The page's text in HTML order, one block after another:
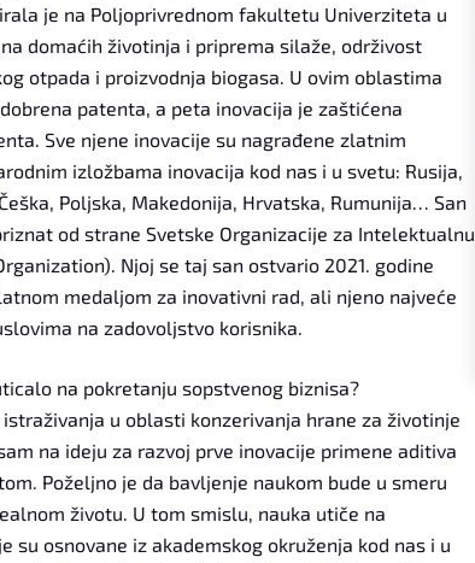
je na Poljoprivrednom fakultetu Univerziteta u
domaćih životinja i priprema silaže, održivost
otpada i proizvodnja biogasa. U ovim oblastima
patenta, a peta inovacija je zaštićena
Sve njene inovacije su nagrađene zlatnim
izložbama inovacija kod nas i u svetu: Rusija,
Poljska, Makedonija, Hrvatska, Rumunija… San
od strane Svetske Organizacije za Intelektualnu
Njoj se taj san ostvario 2021. godine
medaljom za inovativni rad, ali njeno najveće
na zadovoljstvo korisnika.
na pokretanju sopstvenog biznisa?
u oblasti konzerivanja hrane za životinje
na ideju za razvoj prve inovacije primene aditiva
Poželjno je da bavljenje naukom bude u smeru
životu. U tom smislu, nauka utiče na
osnovane iz akademskog okruženja kod nas i u